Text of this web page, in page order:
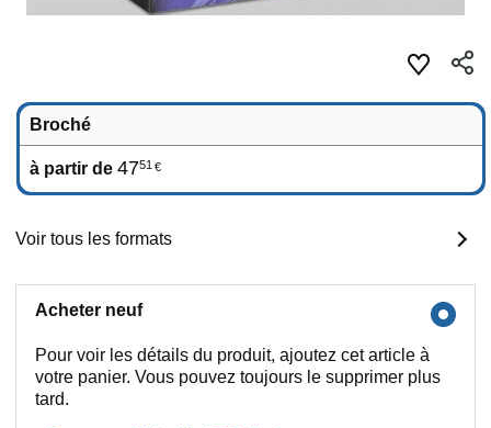
Broché
à partir de 4751 €
Voir tous les formats
Acheter neuf
Pour voir les détails du produit, ajoutez cet article à
votre panier. Vous pouvez toujours le supprimer plus
tard.